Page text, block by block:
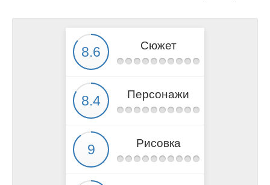
Сюжет
Персонажи
Рисовка